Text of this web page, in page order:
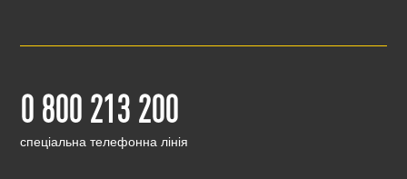
0 800 213 200
cпеціальна телефонна лінія